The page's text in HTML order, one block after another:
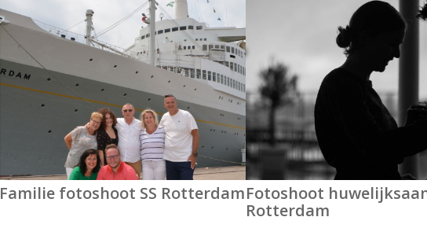
Familie fotoshoot SS RotterdamFotoshoot
Rotterdam